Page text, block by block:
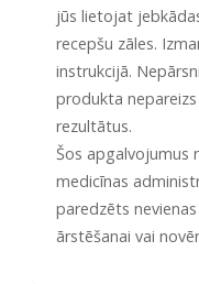
jūs lietojat
recepšu zāles.
instrukcijā.
produkta
rezultātus.
Šos apgalvojumus
medicīnas
paredzēts
ārstēšanai vai